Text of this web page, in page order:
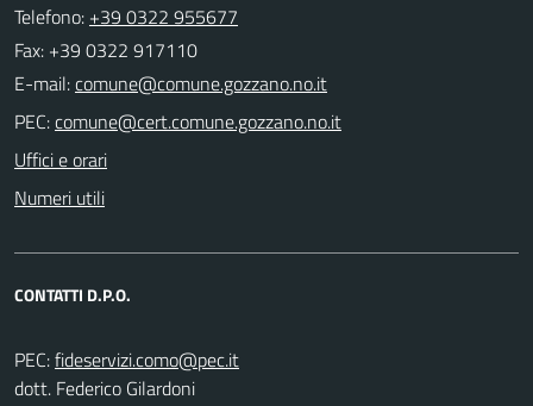
Telefono: +39 0322 955677
Fax: +39 0322 917110
E-mail:
PEC:
Uffici e orari
Numeri utili
CONTATTI D.P.O.
PEC:
dott. Federico Gilardoni